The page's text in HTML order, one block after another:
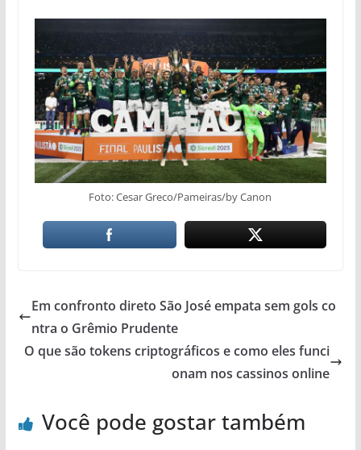
Foto: Cesar Greco/Pameiras/by Canon
Em confronto direto São José empata sem gols co
ntra o Grêmio Prudente
O que são tokens criptográficos e como eles funci
onam nos cassinos online
Você pode gostar também